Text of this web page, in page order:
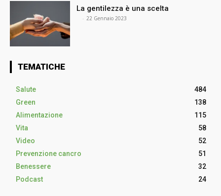
La gentilezza è una scelta
- 22 Gennaio 2023
TEMATICHE
Salute
484
Green
138
Alimentazione
115
Vita
58
Video
52
Prevenzione cancro
51
Benessere
32
Podcast
24